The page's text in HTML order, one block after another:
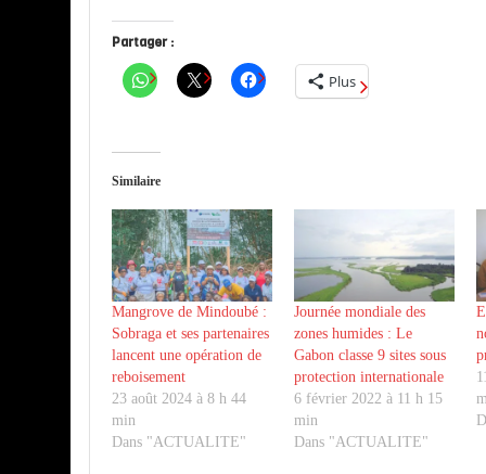
Partager :
Plus
Similaire
Mangrove de Mindoubé :
Sobraga et ses partenaires
lancent une opération de
reboisement
23 août 2024 à 8 h 44
min
Dans "ACTUALITE"
Journée mondiale des
zones humides : Le
Gabon classe 9 sites sous
protection internationale
6 février 2022 à 11 h 15
min
Dans "ACTUALITE"